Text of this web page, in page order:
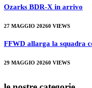
Ozarks BDR-X in arrivo
27 MAGGIO 20260 VIEWS
FFWD allarga la squadra
29 MAGGIO 20260 VIEWS